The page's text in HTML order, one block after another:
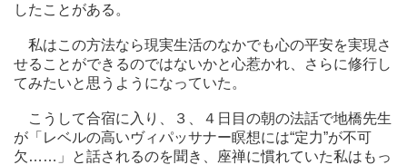
したことがある。
私はこの方法なら現実生活のなかでも心の平安を実現さ
せることができるのではないかと心惹かれ、さらに修行し
てみたいと思うようになっていた。
こうして合宿に入り、３、４日目の朝の法話で地橋先生
が「レベルの高いヴィパッサナー瞑想には“定力”が不可
欠……」と話されるのを聞き、座禅に慣れていた私はもっ